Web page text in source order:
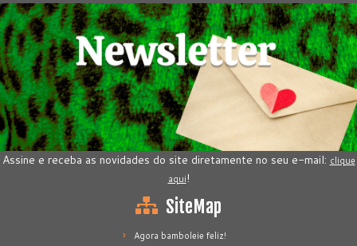
Assine e receba as novidades do site diretamente no seu e-mail: clique
aqui!
SiteMap
Agora bamboleie feliz!